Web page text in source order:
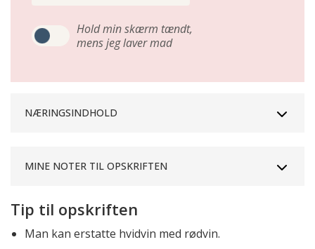
Hold min skærm tændt,
mens jeg laver mad
NÆRINGSINDHOLD
MINE NOTER TIL OPSKRIFTEN
Tip til opskriften
Man kan erstatte hvidvin med rødvin.